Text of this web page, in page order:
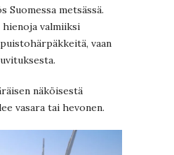
Suomessa metsässä.
valmiiksi
vaan
näköisestä
vasara tai hevonen.